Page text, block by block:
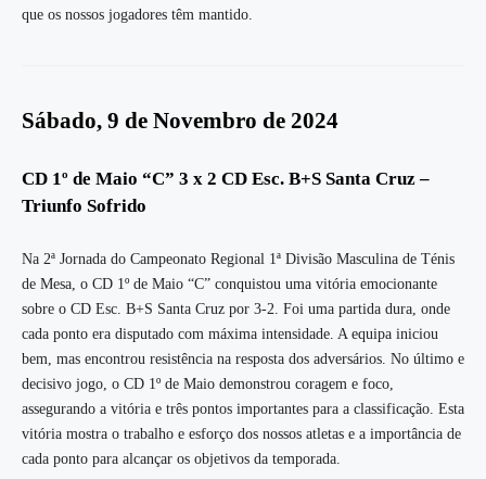
que os nossos jogadores têm mantido.
Sábado, 9 de Novembro de 2024
CD 1º de Maio “C” 3 x 2 CD Esc. B+S Santa Cruz –
Triunfo Sofrido
Na 2ª Jornada do Campeonato Regional 1ª Divisão Masculina de Ténis
de Mesa, o CD 1º de Maio “C” conquistou uma vitória emocionante
sobre o CD Esc. B+S Santa Cruz por 3-2. Foi uma partida dura, onde
cada ponto era disputado com máxima intensidade. A equipa iniciou
bem, mas encontrou resistência na resposta dos adversários. No último e
decisivo jogo, o CD 1º de Maio demonstrou coragem e foco,
assegurando a vitória e três pontos importantes para a classificação. Esta
vitória mostra o trabalho e esforço dos nossos atletas e a importância de
cada ponto para alcançar os objetivos da temporada.